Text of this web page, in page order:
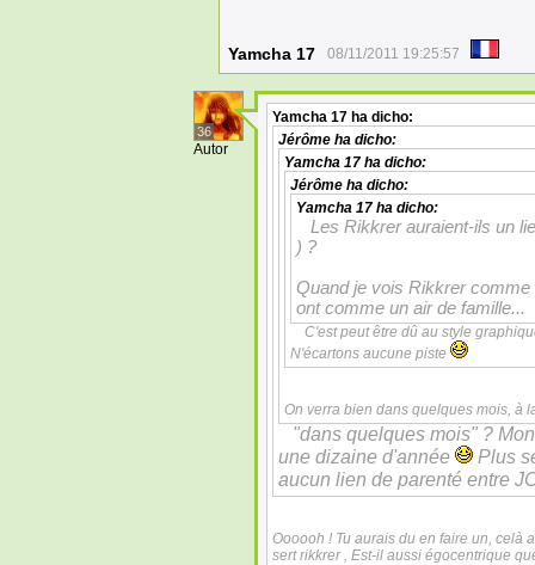
Yamcha 17 08/11/2011 19:25:57
36
Autor
Yamcha 17 ha dicho:
Jérôme ha dicho:
Yamcha 17 ha dicho:
Jérôme ha dicho:
Yamcha 17 ha dicho:
Les Rikkrer auraient-ils un
) ?
Quand je vois Rikkrer
ont comme un air de famille...
C'est peut être dû au style
N'écartons aucune piste
On verra bien dans quelques mois, à
"dans quelques mois" ?
une dizaine d'année
Plus
aucun lien de parenté entre
Oooooh ! Tu aurais du en faire un, celà
sert rikkrer , Est-il aussi égocentrique